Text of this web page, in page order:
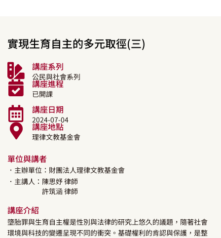
實現生育自主的多元取徑(三)
講座系列
公民與社會系列
講座進程
已開課
講座日期
2024-07-04
講座地點
理律文教基金會
單位與講者
．主辦單位：財團法人理律文教基金會
．主講人： 陳思妤律師
許筑涵 律師
講座介紹
墮胎罪與生育自主權是性別與法律的研究上悠久的議題，隨著社會
環境與科技的變遷呈現不同的衝突。基礎權利的肯認與保護，是整